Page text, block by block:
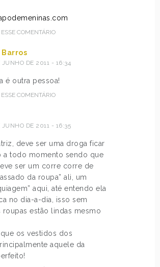
COMENTÁRIO
Barros
JUNHO DE 2011 - 16:34
é outra pessoa!
COMENTÁRIO
JUNHO DE 2011 - 16:35
deve ser uma droga ficar
a todo momento sendo que
ser um corre corre de
da roupa” ali, um
aqui, até entendo ela
no dia-a-dia, isso sem
roupas estão lindas mesmo
que os vestidos dos
aquele da